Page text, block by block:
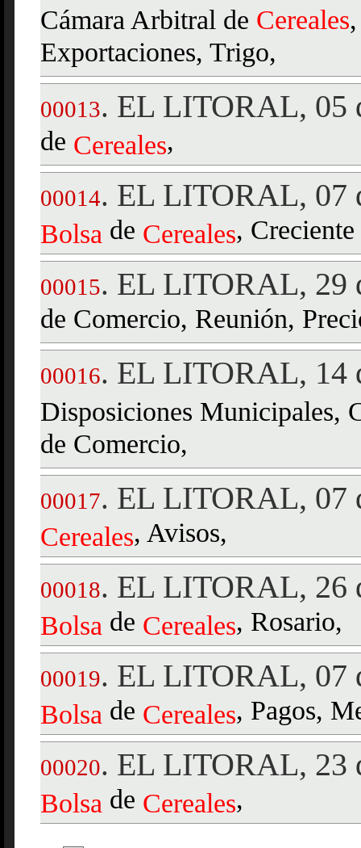
Cámara Arbitral de Cereales
Exportaciones, Trigo,
00013. EL LITORAL, 05
de Cereales,
00014. EL LITORAL, 07
Bolsa de Cereales,
00015. EL LITORAL, 29
de Comercio, Reunión,
00016. EL LITORAL, 14
Disposiciones Municipales,
de Comercio,
00017. EL LITORAL, 07
Cereales, Avisos,
00018. EL LITORAL, 26
Bolsa de Cereales, Rosario,
00019. EL LITORAL, 07
Bolsa de Cereales, Pagos,
00020. EL LITORAL, 23
Bolsa de Cereales,